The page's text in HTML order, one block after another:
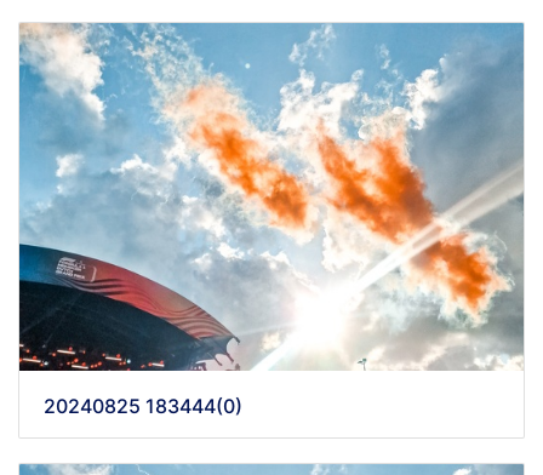
20240825 183444(0)